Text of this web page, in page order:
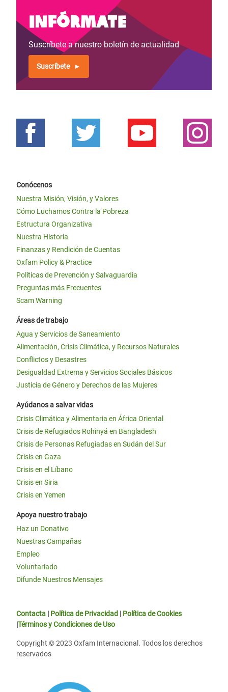
Infórmate
Suscríbete a nuestro boletín de actualidad
Suscríbete
Conócenos
Nuestra Misión, Visión, y Valores
Cómo Luchamos Contra la Pobreza
Estructura Organizativa
Nuestra Historia
Finanzas y Rendición de Cuentas
Oxfam Policy & Practice
Políticas de Prevención y Salvaguardia
Preguntas más Frecuentes
Scam Warning
Áreas de trabajo
Agua y Servicios de Saneamiento
Alimentación, Crisis Climática, y Recursos Naturales
Conflictos y Desastres
Desigualdad Extrema y Servicios Sociales Básicos
Justicia de Género y Derechos de las Mujeres
Ayúdanos a salvar vidas
Crisis Climática y Alimentaria en África Oriental
Crisis de Refugiados Rohinyá en Bangladesh
Crisis de Personas Refugiadas en Sudán del Sur
Crisis en Gaza
Crisis en el Líbano
Crisis en Siria
Crisis en Yemen
Apoya nuestro trabajo
Haz un Donativo
Nuestras Campañas
Empleo
Voluntariado
Difunde Nuestros Mensajes
Contacta | Política de Privacidad | Política de Cookies
|Términos y Condiciones de Uso
Copyright © 2023 Oxfam Internacional. Todos los derechos
reservados